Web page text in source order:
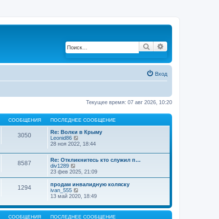
Поиск
Вход
Текущее время: 07 авг 2026, 10:20
СООБЩЕНИЯ ПОСЛЕДНЕЕ СООБЩЕНИЕ
3050
Re: Волки в Крыму
Leonid86
е
е
й
и
к
п
с
е
д
28 ноя 2022, 18:44
8587
Re: Откликнитесь кто служил п…
div1289
е
р
е
й
т
к
п
23 фев 2025, 21:09
1294
продам инвалидную коляску
ivan_555
е
е
13 май 2020, 18:49
СООБЩЕНИЯ ПОСЛЕДНЕЕ СООБЩЕНИЕ